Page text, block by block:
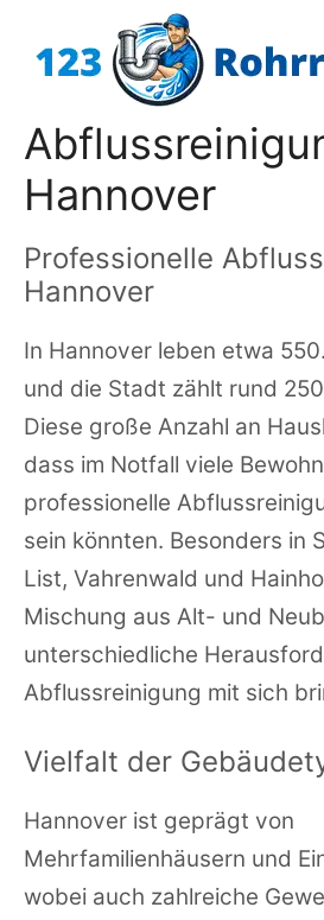
Inhalt
Hannover
Professionelle
Hannover
In Hannover leben etwa
und die Stadt zählt rund
Diese große Anzahl an
dass im Notfall viele
professionelle
sein könnten. Besonders in
List, Vahrenwald und
Mischung aus Alt- und
unterschiedliche
Abflussreinigung mit sich
Vielfalt der
Hannover ist geprägt von
Mehrfamilienhäusern und
wobei auch zahlreiche